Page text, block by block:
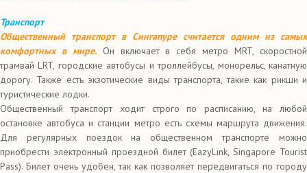
Транспорт
Общественный транспорт в Сингапуре считается одним из самых
комфортных в мире.Он включает в себя метро MRT, скоростной
трамвай LRT, городские автобусы и троллейбусы, монорельс, канатную
дорогу. Также есть экзотические виды транспорта, такие как рикши и
туристические лодки.
Общественный транспорт ходит строго по расписанию, на любой
остановке автобуса и станции метро есть схемы маршрута движения.
Для регулярных поездок на общественном транспорте можно
приобрести электронный проездной билет (EazyLink, Singapore Tourist
Pass). Билет очень удобен, так как позволяет передвигаться по городу